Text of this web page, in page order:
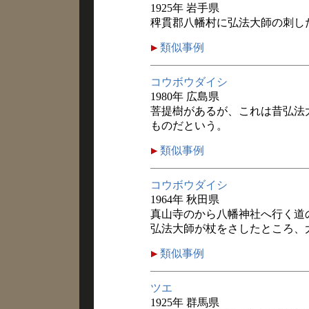
1925年 岩手県
稗貫郡八幡村に弘法大師の刺
類似事例
コウボウダイシ
1980年 広島県
菩提樹があるが、これは昔弘
ものだという。
類似事例
コウボウダイシ
1964年 秋田県
真山寺のから八幡神社へ行く
弘法大師が杖をさしたところ
類似事例
ツエ
1925年 群馬県